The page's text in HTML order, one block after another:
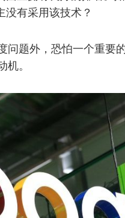
有采用该技术？
问题外，恐怕一个重要
。